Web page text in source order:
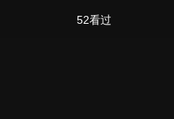
52看过